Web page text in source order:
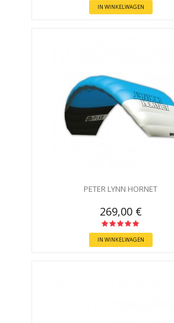
IN WINKELWAGEN
PETER LYNN HORNET
269,00 €
IN WINKELWAGEN